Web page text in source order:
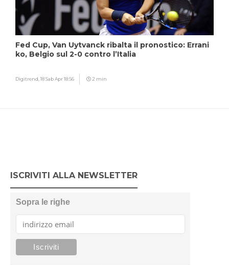
Fed Cup, Van Uytvanck ribalta il pronostico: Errani
ko, Belgio sul 2-0 contro l’Italia
Digitrend,18 Sab Apr 18:56 2 min
ISCRIVITI ALLA NEWSLETTER
Sopra le righe